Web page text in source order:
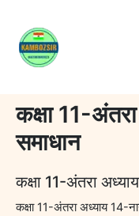
content
कक्षा 11-
समाधान
कक्षा 11-अंतरा
कक्षा 11-अंतरा अध्याय 14-